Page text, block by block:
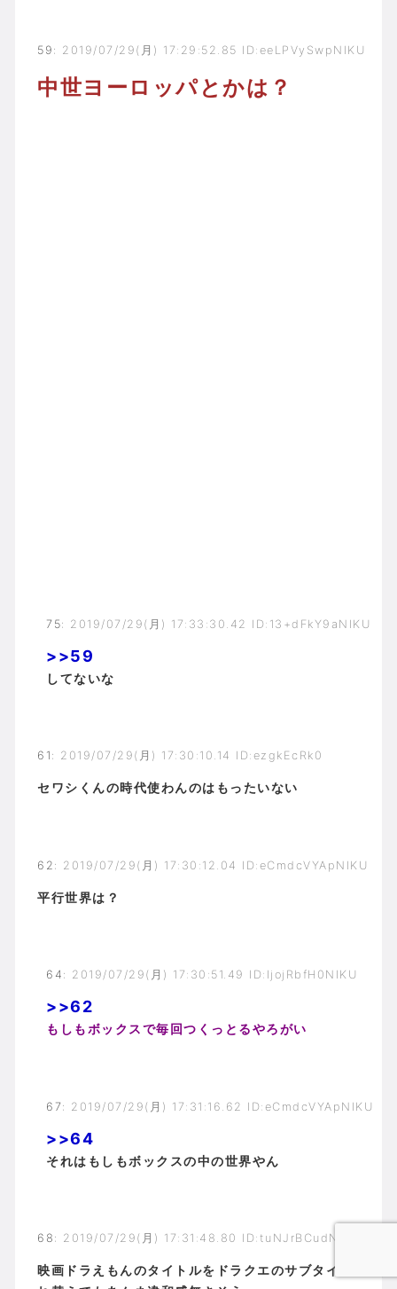
59 : 2019/07/29(月) 17:29:52.85 ID:eeLPVySwpNIKU
中世ヨーロッパとかは？
75: 2019/07/29(月) 17:33:30.42 ID:13+dFkY9aNIKU
>>59
してないな
61 : 2019/07/29(月) 17:30:10.14 ID:ezgkEcRk0
セワシくんの時代使わんのはもったいない
62 : 2019/07/29(月) 17:30:12.04 ID:eCmdcVYApNIKU
平行世界は？
64 : 2019/07/29(月) 17:30:51.49 ID:IjojRbfH0NIKU
>>62
もしもボックスで毎回つくっとるやろがい
67: 2019/07/29(月) 17:31:16.62 ID:eCmdcVYApNIKU
>>64
それはもしもボックスの中の世界やん
68 : 2019/07/29(月) 17:31:48.80 ID:tuNJrBCudNIKU
映画ドラえもんのタイトルをドラクエのサブタイトルと入